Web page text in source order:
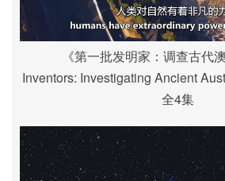
《第一批发明家：调查古代
Inventors: Investigating Ancient
全4集